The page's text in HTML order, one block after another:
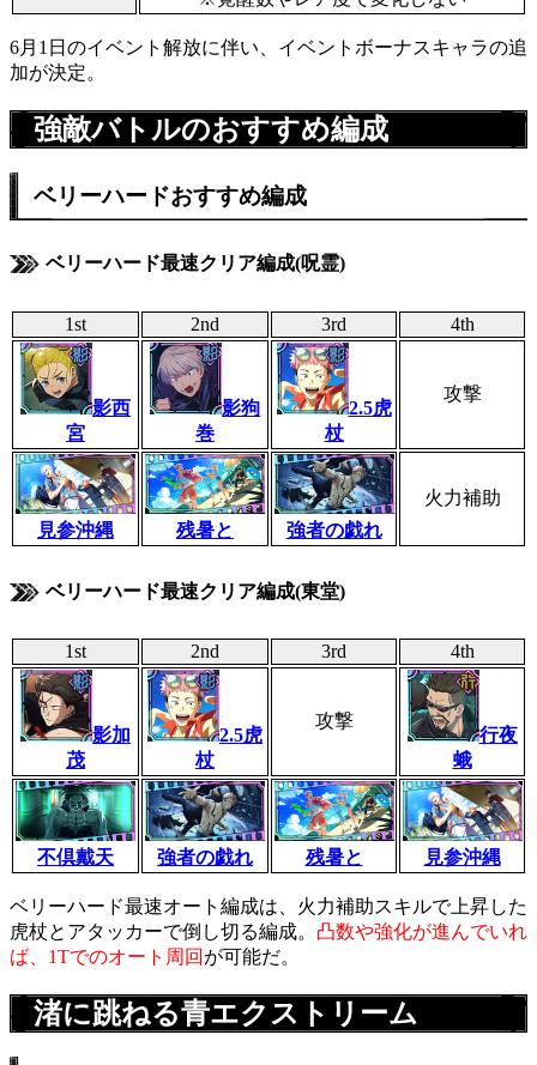
6月1日のイベント解放に伴い、イベントボーナスキャラの追
加が決定。
強敵バトルのおすすめ編成
ベリーハードおすすめ編成
ベリーハード最速クリア編成(呪霊)
1st 2nd 3rd 4th
影西
宮
影狗
巻
2.5虎
杖
攻撃
見参沖縄 残暑と 強者の戯れ
火力補助
ベリーハード最速クリア編成(東堂)
1st 2nd 3rd 4th
影加
茂
2.5虎
杖
攻撃
行夜
蛾
不倶戴天 強者の戯れ 残暑と 見参沖縄
ベリーハード最速オート編成は、火力補助スキルで上昇した
虎杖とアタッカーで倒し切る編成。 凸数や強化が進んでいれ
ば、1Tでのオート周回 が可能だ。
渚に跳ねる青エクストリーム